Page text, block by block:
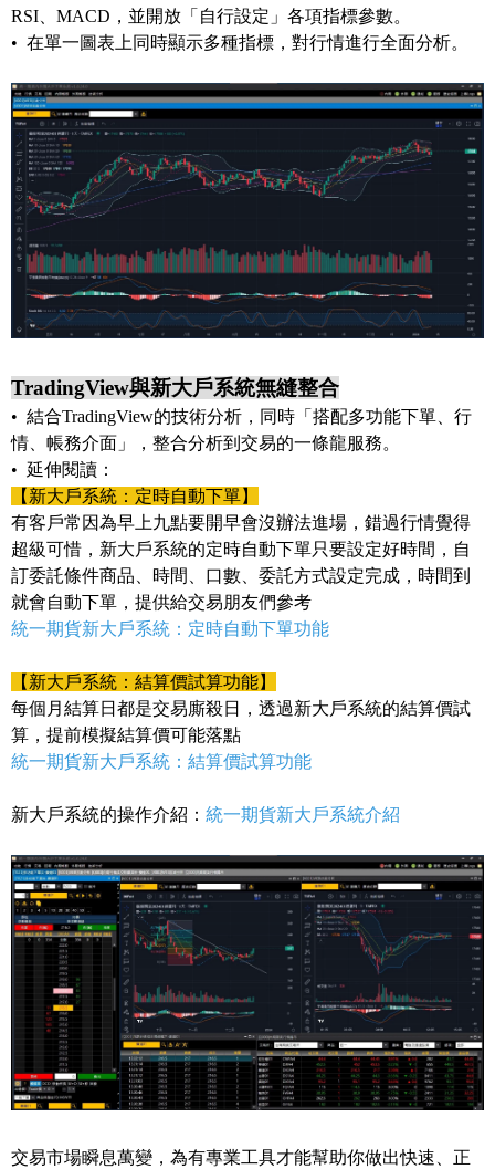
RSI、MACD，並開放「自行設定」各項指標參數。
• 在單一圖表上同時顯示多種指標，對行情進行全面分析。
TradingView與新大戶系統無縫整合
• 結合TradingView的技術分析，同時「搭配多功能下單、行
情、帳務介面」，整合分析到交易的一條龍服務。
• 延伸閱讀：
【新大戶系統：定時自動下單】
有客戶常因為早上九點要開早會沒辦法進場，錯過行情覺得
超級可惜，新大戶系統的定時自動下單只要設定好時間，自
訂委託條件商品、時間、口數、委託方式設定完成，時間到
就會自動下單，提供給交易朋友們參考
統一期貨新大戶系統：定時自動下單功能
【新大戶系統：結算價試算功能】
每個月結算日都是交易廝殺日，透過新大戶系統的結算價試
算，提前模擬結算價可能落點
統一期貨新大戶系統：結算價試算功能
新大戶系統的操作介紹： 統一期貨新大戶系統介紹
交易市場瞬息萬變，為有專業工具才能幫助你做出快速、正